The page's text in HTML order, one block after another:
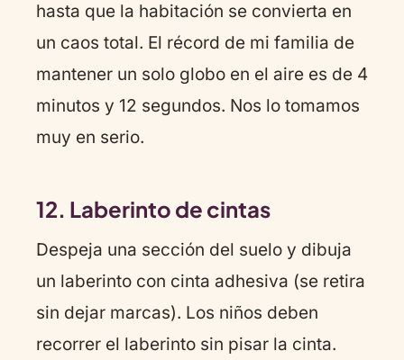
hasta que la habitación se convierta en
un caos total. El récord de mi familia de
mantener un solo globo en el aire es de 4
minutos y 12 segundos. Nos lo tomamos
muy en serio.
12. Laberinto de cintas
Despeja una sección del suelo y dibuja
un laberinto con cinta adhesiva (se retira
sin dejar marcas). Los niños deben
recorrer el laberinto sin pisar la cinta.